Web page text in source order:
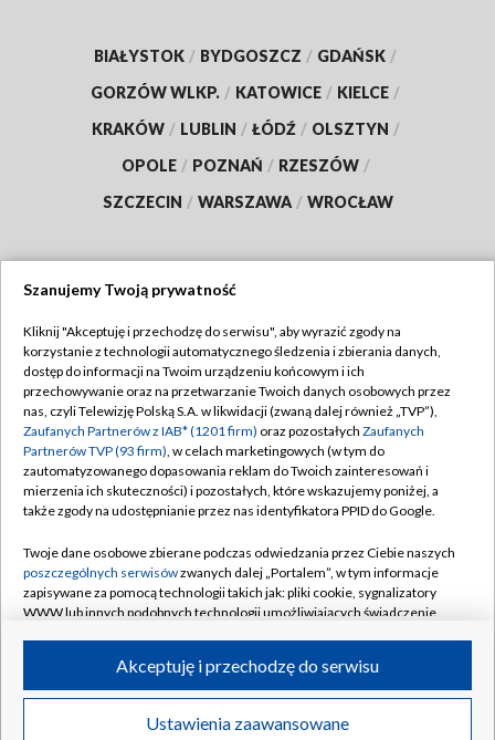
BIAŁYSTOK / BYDGOSZCZ / GDAŃSK /
GORZÓW WLKP. / KATOWICE / KIELCE /
KRAKÓW / LUBLIN / ŁÓDŹ / OLSZTYN /
OPOLE / POZNAŃ / RZESZÓW /
SZCZECIN / WARSZAWA / WROCŁAW
TVP
Abonament TVP
Emisja w TVP
Centrum informacji TVP
Naziemna Telewizja Cyfrowa
Rada Programowa
System NOS
Informacje o nadawcy
Program dla prasy
Regulamin TVP
Polityka prywatności
Moje zgody
Pomoc
Kontakt
Kanały
©2026 Telewizja Polska S.A. w likwidacji
Szanujemy Twoją prywatność
Kliknij "Akceptuję i przechodzę do serwisu", aby wyrazić zgody na
korzystanie z technologii automatycznego śledzenia i zbierania danych,
dostęp do informacji na Twoim urządzeniu końcowym i ich
przechowywanie oraz na przetwarzanie Twoich danych osobowych przez
nas, czyli Telewizję Polską S.A. w likwidacji (zwaną dalej również „TVP”),
Zaufanych Partnerów z IAB* (1201 firm) oraz pozostałych Zaufanych
Partnerów TVP (93 firm), w celach marketingowych (w tym do
zautomatyzowanego dopasowania reklam do Twoich zainteresowań i
mierzenia ich skuteczności) i pozostałych, które wskazujemy poniżej, a
także zgody na udostępnianie przez nas identyfikatora PPID do Google.
Twoje dane osobowe zbierane podczas odwiedzania przez Ciebie naszych
poszczególnych serwisówzwanych dalej „Portalem”, w tym informacje
zapisywane za pomocą technologii takich jak: pliki cookie, sygnalizatory
WWW lub innych podobnych technologii umożliwiających świadczenie
ruchu w Internecie.
Twoje dane osobowe zbierane podczas odwiedzania przez Ciebie
poszczególnych serwisówna Portalu, takie jak adresy IP, identyfikatory
Ustawienia zaawansowane
Akceptuję i przechodzę do serwisu